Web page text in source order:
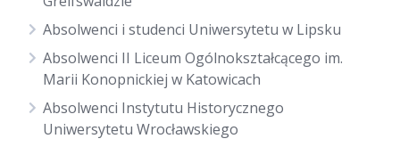
Absolwenci i studenci Uniwersytetu w Lipsku
Absolwenci II Liceum Ogólnokształcącego im.
Marii Konopnickiej w Katowicach
Absolwenci Instytutu Historycznego
Uniwersytetu Wrocławskiego